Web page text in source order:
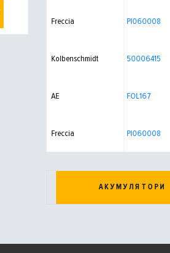
Freccia PI060008
Kolbenschmidt 50006415
AE FOL167
Freccia PI060008
АКУМУЛЯТОРИ